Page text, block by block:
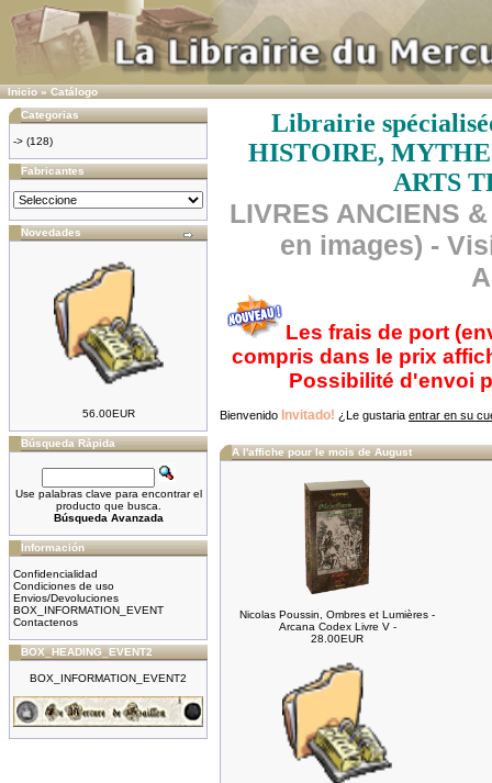
Inicio»Catálogo
Categorias
-> (128)
Fabricantes
Novedades
56.00EUR
Búsqueda Rápida
Use palabras clave para encontrar el
producto que busca.
Búsqueda Avanzada
Información
Confidencialidad
Condiciones de uso
Envios/Devoluciones
BOX_INFORMATION_EVENT
Contactenos
BOX_HEADING_EVENT2
BOX_INFORMATION_EVENT2
Librairie
HISTOIRE,
ARTS
LIVRES ANCIENS
en images) -
Les frais de port
compris dans le prix
Possibilité d'envoi
Bienvenido Invitado! ¿Le gustaria entrar en su
A l'affiche pour le mois de August
Nicolas Poussin, Ombres et Lumières -
Arcana Codex Livre V -
28.00EUR